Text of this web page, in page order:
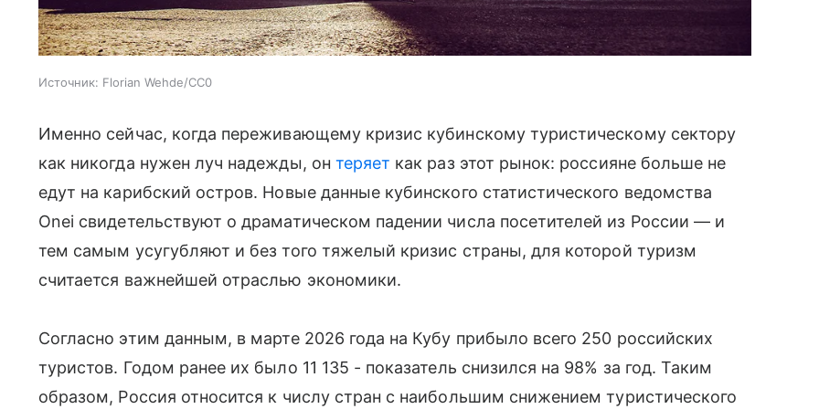
Источник: Florian Wehde/CC0
Именно сейчас, когда переживающему кризис кубинскому туристическому сектору
как никогда нужен луч надежды, он теряет как раз этот рынок: россияне больше не
едут на карибский остров. Новые данные кубинского статистического ведомства
Onei свидетельствуют о драматическом падении числа посетителей из России — и
тем самым усугубляют и без того тяжелый кризис страны, для которой туризм
считается важнейшей отраслью экономики.
Согласно этим данным, в марте 2026 года на Кубу прибыло всего 250 российских
туристов. Годом ранее их было 11 135 - показатель снизился на 98% за год. Таким
образом, Россия относится к числу стран с наибольшим снижением туристического